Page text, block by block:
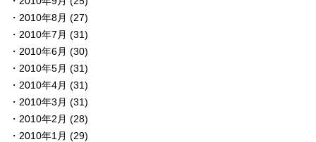
2010年8月 (27)
2010年7月 (31)
2010年6月 (30)
2010年5月 (31)
2010年4月 (31)
2010年3月 (31)
2010年2月 (28)
2010年1月 (29)